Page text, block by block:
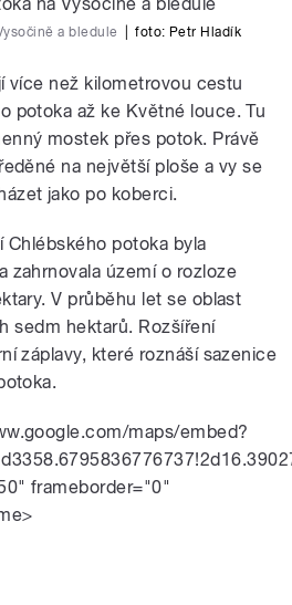
a bledule foto: Petr Hladík
více než kilometrovou cestu
potoka až ke Květné louce. Tu
mostek přes potok. Právě
na největší ploše a vy se
jako po koberci.
Chlébského potoka byla
zahrnovala území o rozloze
V průběhu let se oblast
sedm hektarů. Rozšíření
záplavy, které roznáší sazenice
maps/embed?
frameborder="0"